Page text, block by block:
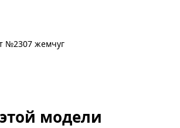
№2307 жемчуг
модели